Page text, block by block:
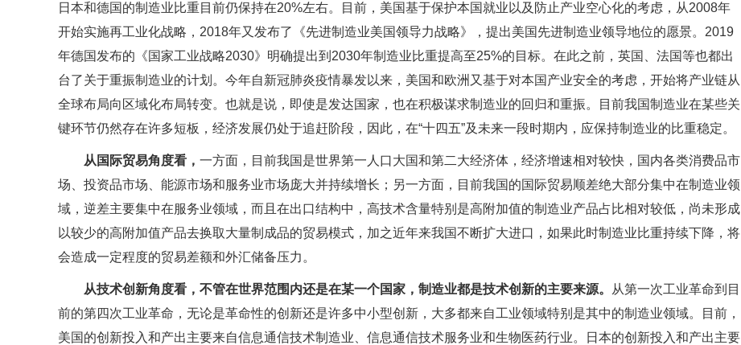
日本和德国的制造业比重目前仍保持在20%左右。目前，美国基于保护本国就业以及防止产业空心化的考虑，从2008年
开始实施再工业化战略，2018年又发布了《先进制造业美国领导力战略》，提出美国先进制造业领导地位的愿景。2019
年德国发布的《国家工业战略2030》明确提出到2030年制造业比重提高至25%的目标。在此之前，英国、法国等也都出
台了关于重振制造业的计划。今年自新冠肺炎疫情暴发以来，美国和欧洲又基于对本国产业安全的考虑，开始将产业链从
全球布局向区域化布局转变。也就是说，即使是发达国家，也在积极谋求制造业的回归和重振。目前我国制造业在某些关
键环节仍然存在许多短板，经济发展仍处于追赶阶段，因此，在“十四五”及未来一段时期内，应保持制造业的比重稳定。
从国际贸易角度看， 一方面，目前我国是世界第一人口大国和第二大经济体，经济增速相对较快，国内各类消费品市
场、投资品市场、能源市场和服务业市场庞大并持续增长；另一方面，目前我国的国际贸易顺差绝大部分集中在制造业领
域，逆差主要集中在服务业领域，而且在出口结构中，高技术含量特别是高附加值的制造业产品占比相对较低，尚未形成
以较少的高附加值产品去换取大量制成品的贸易模式，加之近年来我国不断扩大进口，如果此时制造业比重持续下降，将
会造成一定程度的贸易差额和外汇储备压力。
从技术创新角度看，不管在世界范围内还是在某一个国家，制造业都是技术创新的主要来源。
从第一次工业革命到目
前的第四次工业革命，无论是革命性的创新还是许多中小型创新，大多都来自工业领域特别是其中的制造业领域。目前，
美国的创新投入和产出主要来自信息通信技术制造业、信息通信技术服务业和生物医药行业。日本的创新投入和产出主要